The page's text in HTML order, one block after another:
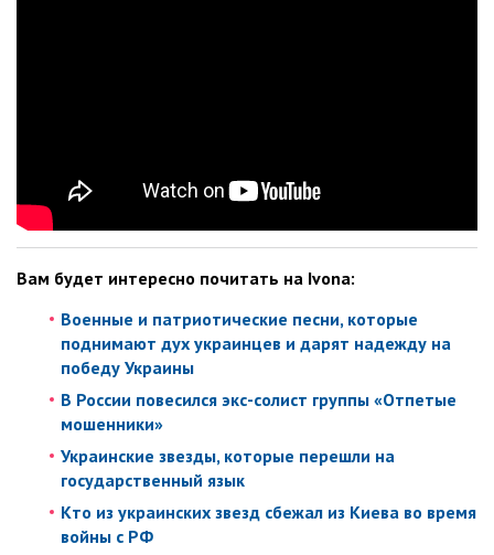
Вам будет интересно почитать на Ivona:
Военные и патриотические песни, которые
поднимают дух украинцев и дарят надежду на
победу Украины
В России повесился экс-солист группы «Отпетые
мошенники»
Украинские звезды, которые перешли на
государственный язык
Кто из украинских звезд сбежал из Киева во время
войны с РФ